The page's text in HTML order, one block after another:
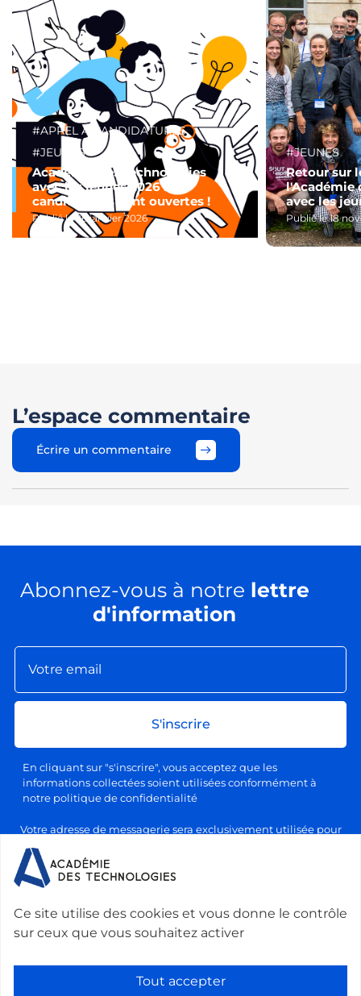
Ce site utilise des cookies et vous donne le contrôle
sur ceux que vous souhaitez activer
Tout accepter
#APPEL À CANDIDATURES
#JEUNES
Académie des technologies
avec les jeunes 2026 : les
candidatures sont ouvertes !
Publié le 26 janvier 2026
#JEUNES
Retour sur
l'Académie
avec les
Publié le 18
L’espace commentaire
Écrire un commentaire
Abonnez-vous à notre lettre
d'information
S'inscrire
En cliquant sur "s'inscrire", vous acceptez que les
informations collectées soient utilisées conformément à
notre politique de confidentialité
Votre adresse de messagerie sera exclusivement utilisée pour
politique de confidentialité et de traitement des données
personnelles. Vous pourrez vous désabonner à tout moment en
cliquant sur le lien prévu à cet effet dans chaque newsletter.
Nous contacter :Académie des technologies -
Le Ponant, 19 rue Leblanc, 75015 Paris, France